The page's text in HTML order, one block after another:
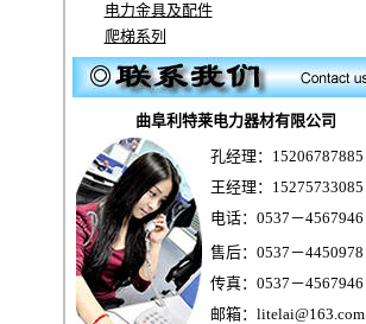
电力金具及配件
爬梯系列
曲阜利特莱电力器材有限公司
孔经理：15206787885
王经理：15275733085
电话：0537－4567946
售后：0537－4450978
传真：0537－4567946
邮箱：litelai@163.com